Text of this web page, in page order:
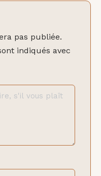
pas publiée.
indiqués avec